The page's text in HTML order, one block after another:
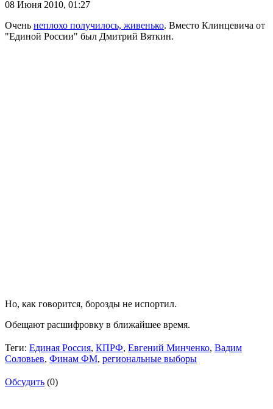
08 Июня 2010, 01:27
Очень неплохо получилось, живенько. Вместо Клинцевича от
"Единой России" был Дмитрий Вяткин.
Но, как говорится, борозды не испортил.
Обещают расшифровку в ближайшее время.
Теги: Единая Россия, КПРФ, Евгений Минченко, Вадим
Соловьев, Финам ФМ, региональные выборы
Обсудить (0)